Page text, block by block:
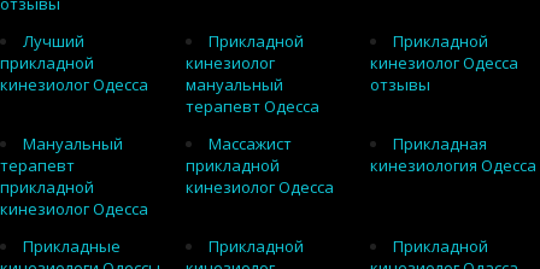
Лучший
прикладной
кинезиолог Одесса
Прикладной
кинезиолог
мануальный
терапевт Одесса
Прикладной
кинезиолог Одесса
отзывы
Мануальный
терапевт
прикладной
кинезиолог Одесса
Массажист
прикладной
кинезиолог Одесса
Прикладная
кинезиология Одесса
Прикладные
Прикладной
Прикладной